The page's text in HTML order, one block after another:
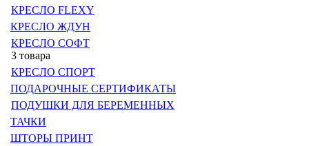
КРЕСЛО FLEXY
КРЕСЛО ЖДУН
КРЕСЛО СОФТ
3 товара
КРЕСЛО СПОРТ
ПОДАРОЧНЫЕ СЕРТИФИКАТЫ
ПОДУШКИ ДЛЯ БЕРЕМЕННЫХ
ТАЧКИ
ШТОРЫ ПРИНТ